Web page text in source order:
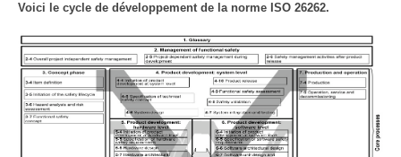
Voici le cycle de développement de la norme ISO 26262.